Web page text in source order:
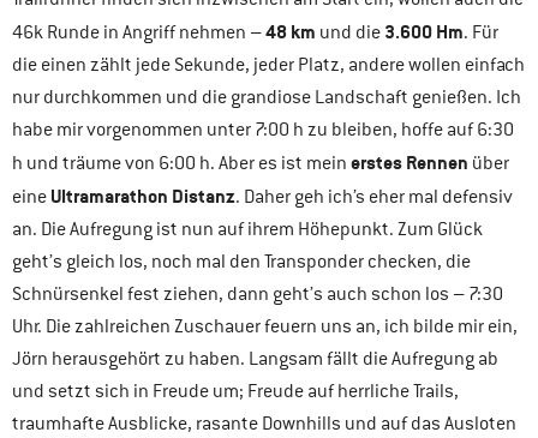
46k Runde in Angriff nehmen –48 km und die 3.600 Hm. Für
die einen zählt jede Sekunde, jeder Platz, andere wollen einfach
nur durchkommen und die grandiose Landschaft genießen. Ich
habe mir vorgenommen unter 7:00 h zu bleiben, hoffe auf 6:30
h und träume von 6:00 h. Aber es ist mein erstes Rennen über
eine Ultramarathon Distanz. Daher geh ich’s eher mal defensiv
an. Die Aufregung ist nun auf ihrem Höhepunkt. Zum Glück
geht’s gleich los, noch mal den Transponder checken, die
Schnürsenkel fest ziehen, dann geht’s auch schon los – 7:30
Uhr. Die zahlreichen Zuschauer feuern uns an, ich bilde mir ein,
Jörn herausgehört zu haben. Langsam fällt die Aufregung ab
und setzt sich in Freude um; Freude auf herrliche Trails,
traumhafte Ausblicke, rasante Downhills und auf das Ausloten